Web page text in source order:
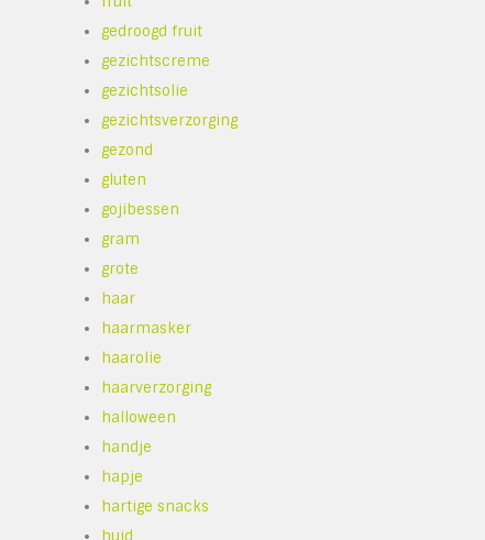
gedroogd fruit
gezichtscreme
gezichtsolie
gezichtsverzorging
gezond
gluten
gojibessen
gram
grote
haar
haarmasker
haarolie
haarverzorging
halloween
handje
hapje
hartige snacks
huid